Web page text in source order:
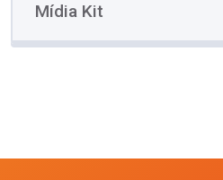
Mídia Kit